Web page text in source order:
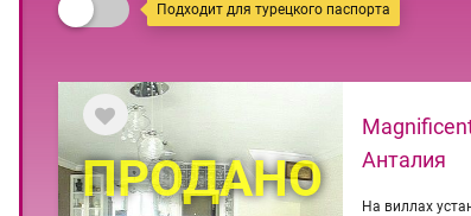
Подходит для турецкого паспорта
Анталия
На виллах
ПРОДАНО